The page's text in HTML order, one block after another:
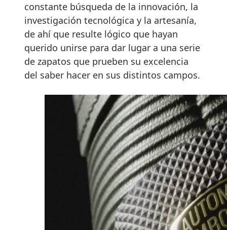
constante búsqueda de la innovación, la
investigación tecnológica y la artesanía,
de ahí que resulte lógico que hayan
querido unirse para dar lugar a una serie
de zapatos que prueben su excelencia
del saber hacer en sus distintos campos.